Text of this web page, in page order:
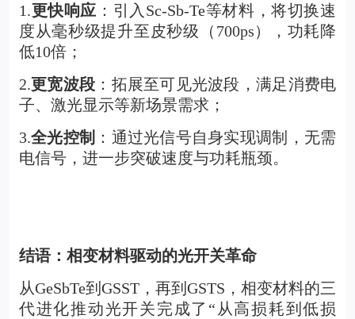
1.更快响应 ：引入Sc-Sb-Te等材料，将切换速
度从毫秒级提升至皮秒级（700ps），功耗降
低10倍；
2.更宽波段 ：拓展至可见光波段，满足消费电
子、激光显示等新场景需求；
3.全光控制 ：通过光信号自身实现调制，无需
电信号，进一步突破速度与功耗瓶颈。
结语：相变材料驱动的光开关革命
从GeSbTe到GSST，再到GSTS，相变材料的三
代进化推动光开关完成了“从高损耗到低损